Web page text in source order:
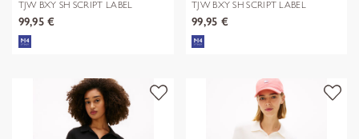
TJW BXY SH SCRIPT LABEL
HOODIE
99,95 €
TJW BXY SH SCRIPT LABEL
HOODIE
99,95 €